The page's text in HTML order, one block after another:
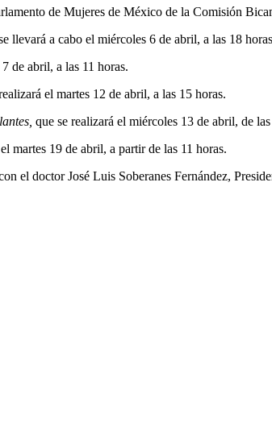
de Mujeres de México de la Comisión
llevará a cabo el miércoles 6 de abril, a las 18
de abril, a las 11 horas.
el martes 12 de abril, a las 15 horas.
que se realizará el miércoles 13 de abril, de
martes 19 de abril, a partir de las 11 horas.
el doctor José Luis Soberanes Fernández,